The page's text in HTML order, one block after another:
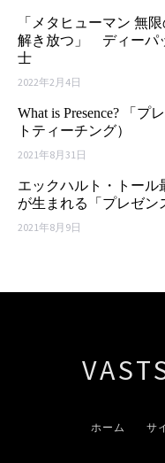
「メタヒューマン 無
解き放つ」 ディーパ
士
2022年2月4日
What is Presence? 「
トティーチング）
2021年8月31日
エックハルト・トール
が生まれる「プレゼン
2021年8月9日
ホーム サ